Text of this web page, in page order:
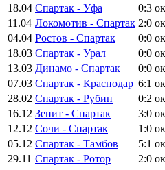
18.04 Спартак - Уфа 0:3
11.04 Локомотив - Спартак 2:0
04.04 Ростов - Спартак 0:0
18.03 Спартак - Урал 0:0
13.03 Динамо - Спартак 0:0
07.03 Спартак - Краснодар 6:1
28.02 Спартак - Рубин 0:2
16.12 Зенит - Спартак 3:0
12.12 Сочи - Спартак 1:0
05.12 Спартак - Тамбов 5:1
29.11 Спартак - Ротор 2:0